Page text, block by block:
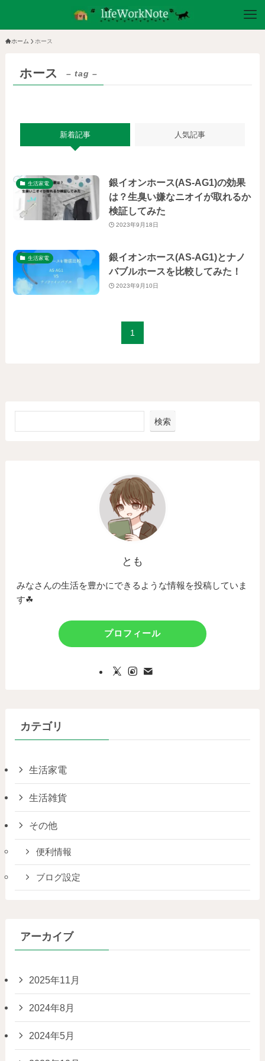
ホーム ホース
ホース – tag –
新着記事 人気記事
生活家電
銀イオンホース(AS-AG1)の効果
は？生臭い嫌なニオイが取れるか
検証してみた
2023年9月18日
生活家電
銀イオンホース(AS-AG1)とナノ
バブルホースを比較してみた！
2023年9月10日
1
検索
とも
みなさんの生活を豊かにできるような情報を投稿していま
す☘
プロフィール
カテゴリ
生活家電
生活雑貨
その他
便利情報
ブログ設定
アーカイブ
2025年11月
2024年8月
2024年5月